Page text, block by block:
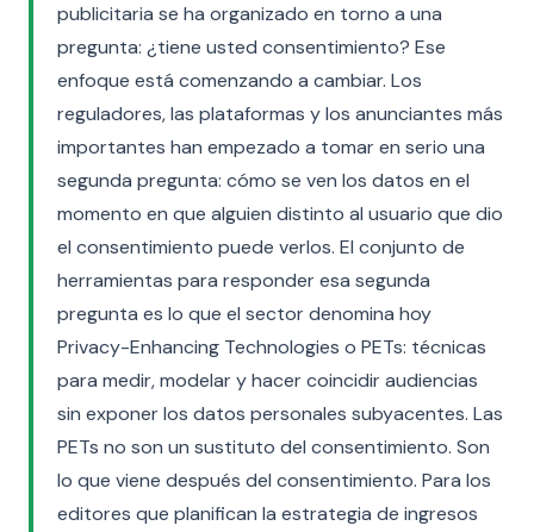
publicitaria se ha organizado en torno a una
pregunta: ¿tiene usted consentimiento? Ese
enfoque está comenzando a cambiar. Los
reguladores, las plataformas y los anunciantes más
importantes han empezado a tomar en serio una
segunda pregunta: cómo se ven los datos en el
momento en que alguien distinto al usuario que dio
el consentimiento puede verlos. El conjunto de
herramientas para responder esa segunda
pregunta es lo que el sector denomina hoy
Privacy-Enhancing Technologies o PETs: técnicas
para medir, modelar y hacer coincidir audiencias
sin exponer los datos personales subyacentes. Las
PETs no son un sustituto del consentimiento. Son
lo que viene después del consentimiento. Para los
editores que planifican la estrategia de ingresos